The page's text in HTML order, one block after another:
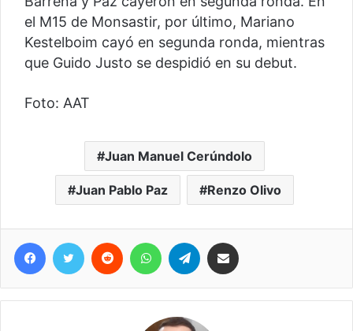
el M15 de Monsastir, por último, Mariano
Kestelboim cayó en segunda ronda, mientras
que Guido Justo se despidió en su debut.
Foto: AAT
Juan Manuel Cerúndolo
Juan Pablo Paz Renzo Olivo
Facebook
Twitter Reddit WhatsAppTelegram